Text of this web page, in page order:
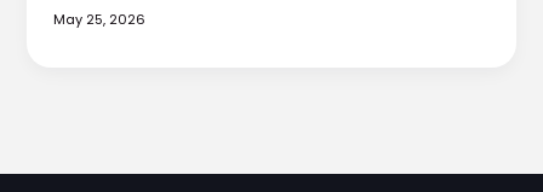
May 25, 2026